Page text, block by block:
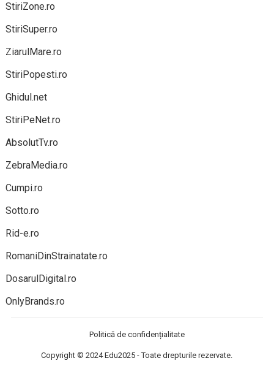
StiriZone.ro
StiriSuper.ro
ZiarulMare.ro
StiriPopesti.ro
Ghidul.net
StiriPeNet.ro
AbsolutTv.ro
ZebraMedia.ro
Cumpi.ro
Sotto.ro
Rid-e.ro
RomaniDinStrainatate.ro
DosarulDigital.ro
OnlyBrands.ro
Politică de confidențialitate
Copyright © 2024Edu2025 - Toate drepturile rezervate.